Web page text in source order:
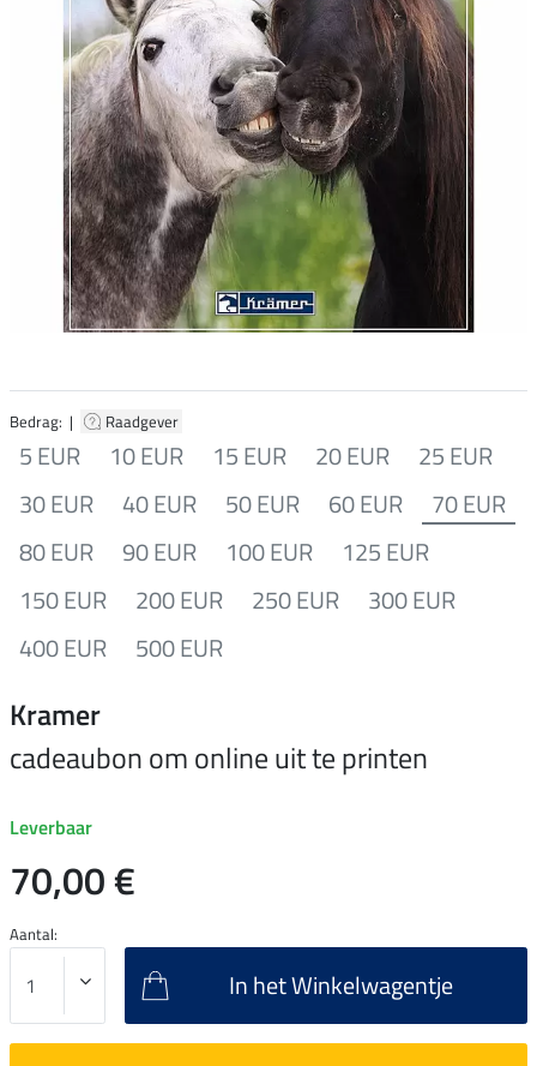
Bedrag: | Raadgever
5 EUR 10 EUR 15 EUR 20 EUR
25 EUR
30 EUR
40 EUR 50 EUR 60 EUR
70 EUR
80 EUR
90 EUR 100 EUR
125 EUR
150 EUR
200 EUR 250 EUR
300 EUR
400 EUR
500 EUR
Kramer
cadeaubon om online uit te printen
Leverbaar
70,00 €
Aantal:
In het Winkelwagentje